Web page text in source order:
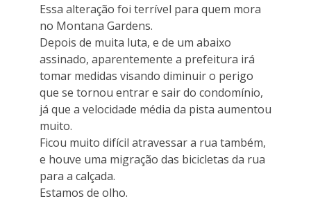
Essa alteração foi terrível para quem mora
no Montana Gardens.
Depois de muita luta, e de um abaixo
assinado, aparentemente a prefeitura irá
tomar medidas visando diminuir o perigo
que se tornou entrar e sair do condomínio,
já que a velocidade média da pista aumentou
muito.
Ficou muito difícil atravessar a rua também,
e houve uma migração das bicicletas da rua
para a calçada.
Estamos de olho.